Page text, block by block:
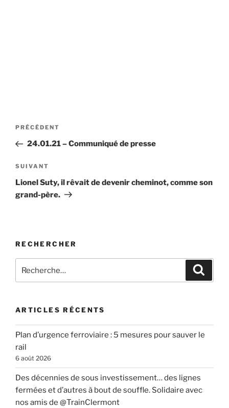
Navigation
l’article
Article
précédent
PRÉCÉDENT
24.01.21 – Communiqué de presse
Article
suivant
SUIVANT
Lionel Suty, il rêvait de devenir cheminot, comme son
grand-père.
RECHERCHER
pour
ARTICLES RÉCENTS
Plan d’urgence ferroviaire : 5 mesures pour sauver le
rail
6 août 2026
Des décennies de sous investissement… des lignes
fermées et d’autres à bout de souffle. Solidaire avec
nos amis de @TrainClermont